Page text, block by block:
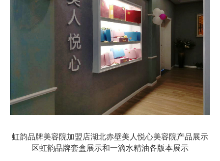
虹韵品牌美容院加盟店湖北赤壁美人悦心美容院产品展示
区虹韵品牌套盒展示和一滴水精油各版本展示